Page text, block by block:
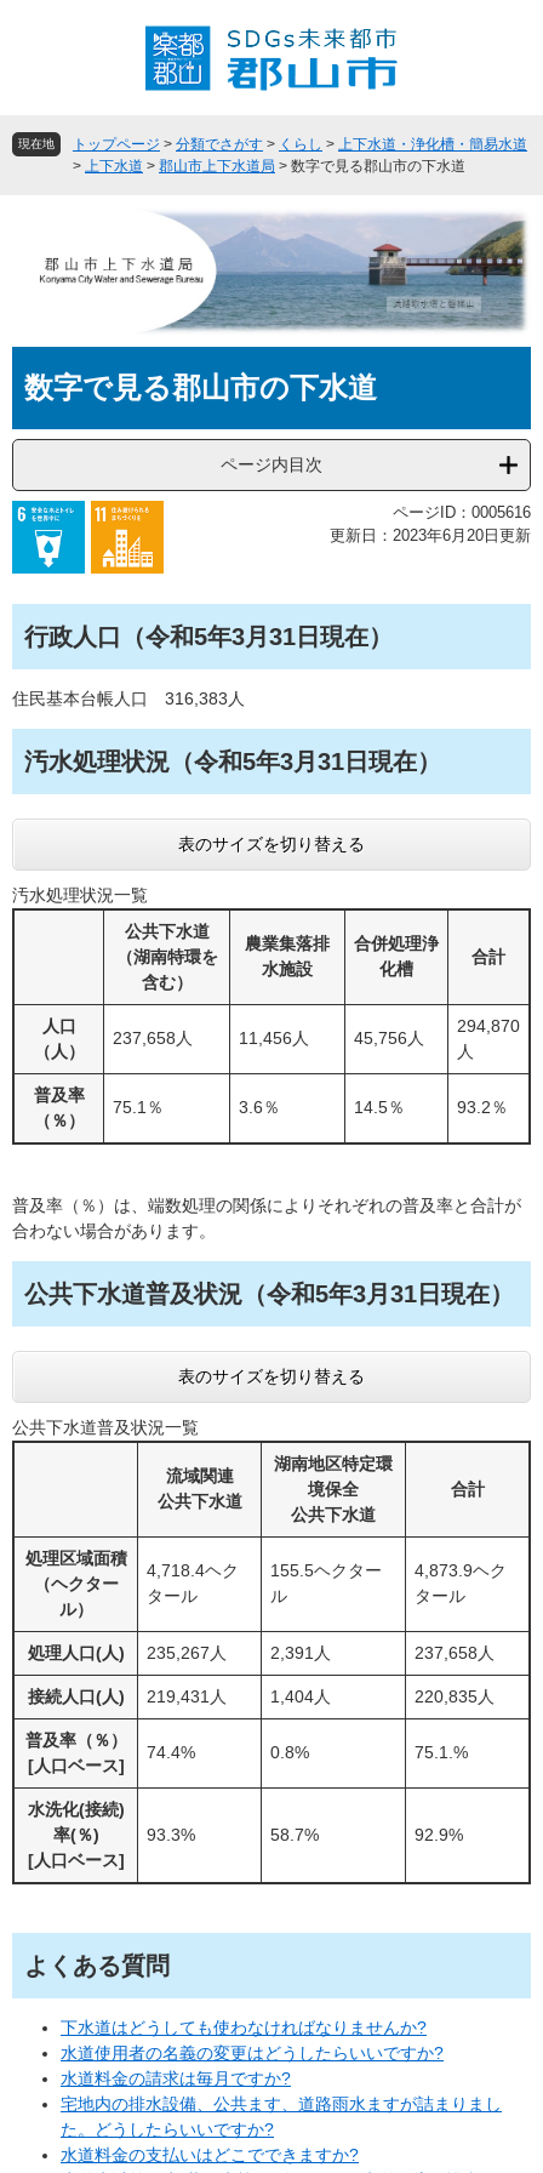
頭
飛現在地 トップページ > 分類でさがす > くらし > 上下水道・浄化槽・簡易水道
> 上下水道 > 郡山市上下水道局 > 数字で見る郡山市の下水道
文数字で見る郡山市の下水道
ページ内目次
ページID：0005616
更新日：2023年6月20日更新
行政人口（令和5年3月31日現在）
住民基本台帳人口 316,383人
汚水処理状況（令和5年3月31日現在）
表のサイズを切り替える
汚水処理状況一覧
公共下水道
（湖南特環を
含む）
農業集落排
水施設
合併処理浄
化槽
合計
人口
（人）
237,658人 11,456人 45,756人
294,870
人
普及率
（％）
75.1％ 3.6％ 14.5％ 93.2％
普及率（％）は、端数処理の関係によりそれぞれの普及率と合計が
合わない場合があります。
公共下水道普及状況（令和5年3月31日現在）
表のサイズを切り替える
公共下水道普及状況一覧
流域関連
公共下水道
湖南地区特定環
境保全
公共下水道
合計
処理区域面積
（ヘクター
ル）
4,718.4ヘク
タール
155.5ヘクター
ル
4,873.9ヘク
タール
処理人口(人) 235,267人 2,391人 237,658人
接続人口(人) 219,431人 1,404人 220,835人
普及率（％）
[人口ベース]
74.4% 0.8% 75.1.%
水洗化(接続)
率(％)
[人口ベース]
93.3% 58.7% 92.9%
よくある質問
下水道はどうしても使わなければなりませんか?
水道使用者の名義の変更はどうしたらいいですか?
水道料金の請求は毎月ですか?
宅地内の排水設備、公共ます、道路雨水ますが詰まりまし
た。どうしたらいいですか?
水道料金の支払いはどこでできますか?